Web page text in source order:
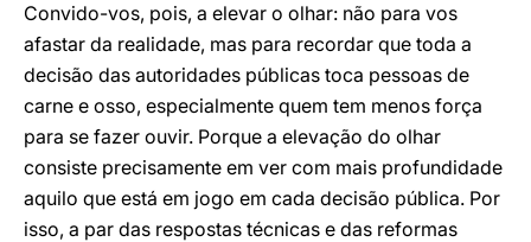
Convido-vos, pois, a elevar o olhar: não para vos
afastar da realidade, mas para recordar que toda a
decisão das autoridades públicas toca pessoas de
carne e osso, especialmente quem tem menos força
para se fazer ouvir. Porque a elevação do olhar
consiste precisamente em ver com mais profundidade
aquilo que está em jogo em cada decisão pública. Por
isso, a par das respostas técnicas e das reformas